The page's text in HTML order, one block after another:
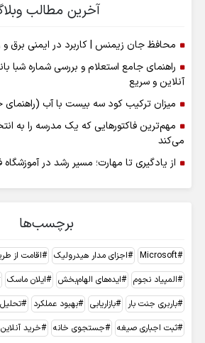
آخرین مطالب
محافظ جان زیمنس | کاربرد در ایمنی برق و
راهنمای جامع استعلام و بررسی شماره شبا
آنلاین و سریع
میزان ترکیب کود سه بیست با آب (راهنمای
مهم‌ترین فاکتورهایی که یک مدرسه را به
می‌کند
از یادگیری تا مهارت؛ مسیر رشد در
برچسب‌ها
Microsoft اجزای مدار هیدرولیک
اقامت از
المپیاد نجوم
ایده‌های الهام‌بخش ایلان ماسک
باربری جنت بار
بازاریابی بهبود عملکرد
ثبت اجباری صیغه
جستجوی خانه خرید